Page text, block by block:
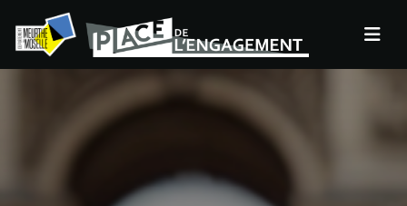
Panneau de gestion des cookies